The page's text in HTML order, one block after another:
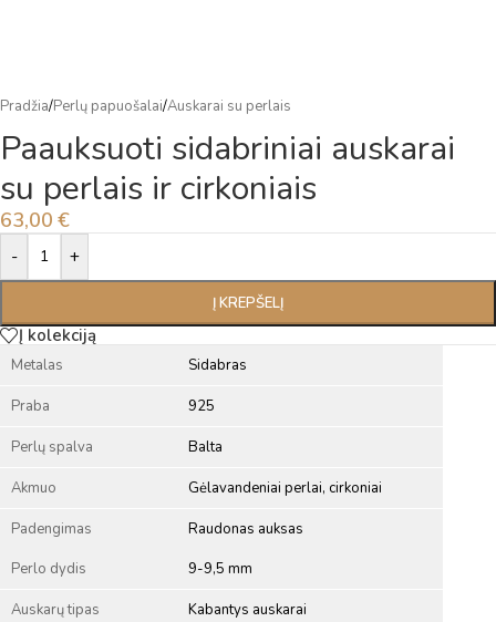
Pradžia/Perlų papuošalai/Auskarai su perlais
Paauksuoti sidabriniai auskarai
su perlais ir cirkoniais
63,00 €
- +
Į KREPŠELĮ
Alternative:
Į kolekciją
Metalas Sidabras
Praba 925
Perlų spalva Balta
Akmuo Gėlavandeniai perlai, cirkoniai
Padengimas
Raudonas auksas
Perlo dydis
9-9,5 mm
Auskarų tipas Kabantys auskarai